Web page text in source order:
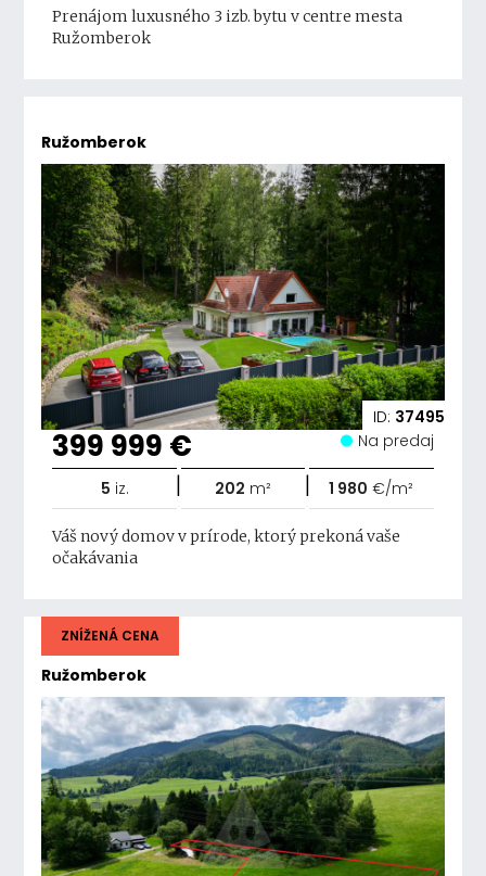
Prenájom luxusného 3 izb. bytu v centre mesta
Ružomberok
Ružomberok
ID: 37495
399 999 € Na predaj
5 iz. | 202 m² | 1 980 €/m²
Váš nový domov v prírode, ktorý prekoná vaše
očakávania
Ružomberok
ZNÍŽENÁ CENA